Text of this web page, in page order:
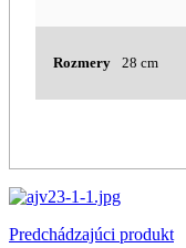
Rozmery 28 cm
Predchádzajúci produkt